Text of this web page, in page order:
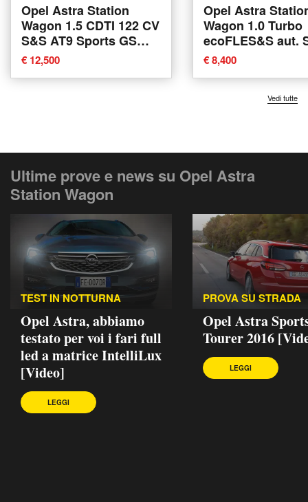
Opel Astra Station
Wagon 1.5 CDTI 122 CV
S&S AT9 Sports GS
Line del 2020 usata a
Savona
€ 12,500
Opel Astra
Wagon 1.0 Turbo
ecoFLES&S aut.
Innovation del
usata a Muggia
€ 8,400
Vedi tutte
Ultime prove e news su Opel Astra
Station Wagon
TEST IN NOTTURNA
Opel Astra, abbiamo
testato per voi i fari full
led a matrice IntelliLux
[Video]
LEGGI
PROVA SU STRADA
Opel Astra
Tourer 2016
LEGGI